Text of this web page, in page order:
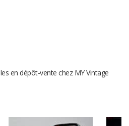
en dépôt-vente chez MY Vintage